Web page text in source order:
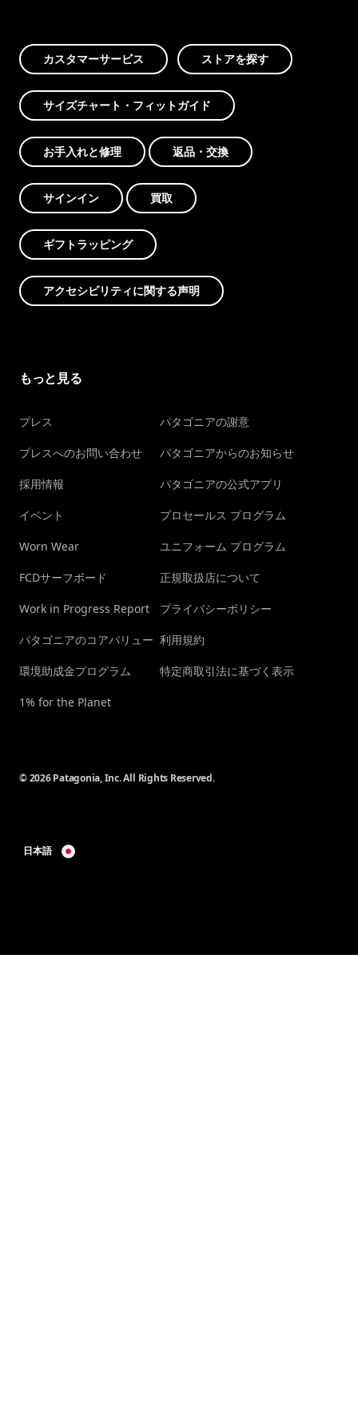
カスタマーサービス ストアを探す
サイズチャート・フィットガイド
お手入れと修理 返品・交換
サインイン 買取
ギフトラッピング
アクセシビリティに関する声明
もっと見る
プレス
プレスへのお問い合わせ
採用情報
イベント
Worn Wear
FCDサーフボード
Work in Progress Report
パタゴニアのコアバリュー
環境助成金プログラム
1% for the Planet
パタゴニアの謝意
パタゴニアからのお知らせ
パタゴニアの公式アプリ
プロセールス プログラム
ユニフォーム プログラム
正規取扱店について
プライバシーポリシー
利用規約
特定商取引法に基づく表示
© 2026 Patagonia, Inc. All Rights Reserved.
日本語